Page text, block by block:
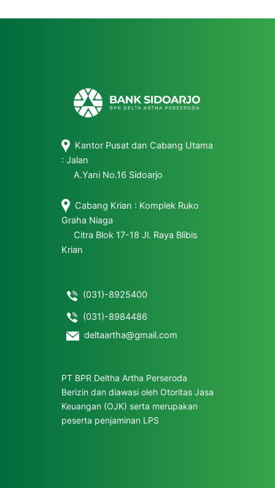
Kantor Pusat dan Cabang Utama
: Jalan
A.Yani No.16 Sidoarjo
Cabang Krian : Komplek Ruko
Graha Niaga
Citra Blok 17-18 Jl. Raya Blibis
Krian
(031)-8925400
(031)-8984486
deltaartha@gmail.com
PT BPR Deltha Artha Perseroda
Berizin dan diawasi oleh Otoritas Jasa
Keuangan (OJK) serta merupakan
peserta penjaminan LPS